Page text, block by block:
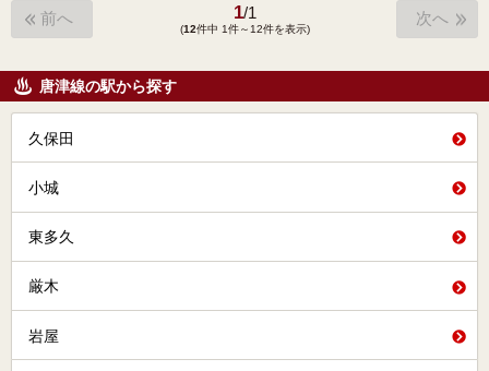
前へ 1/1
(12件中 1件～12件を表示)
次へ
唐津線の駅から探す
久保田
小城
東多久
厳木
岩屋